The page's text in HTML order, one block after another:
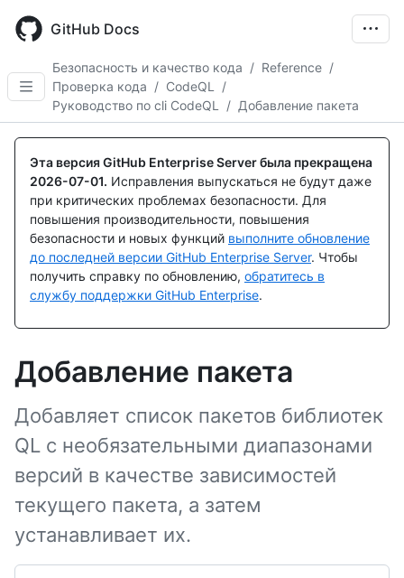
main
GitHub Docs
Безопасность и качество кода / Reference /
Проверка кода / CodeQL
/
Руководство по cli CodeQL
/ Добавление пакета
Эта версия GitHub Enterprise Server была прекращена
2026-07-01. Исправления выпускаться не будут даже
при критических проблемах безопасности. Для
повышения производительности, повышения
безопасности и новых функций выполните обновление
до последней версии GitHub Enterprise Server. Чтобы
получить справку по обновлению, обратитесь в
службу поддержки GitHub Enterprise.
Добавление пакета
Добавляет список пакетов библиотек
QL с необязательными диапазонами
версий в качестве зависимостей
текущего пакета, а затем
устанавливает их.